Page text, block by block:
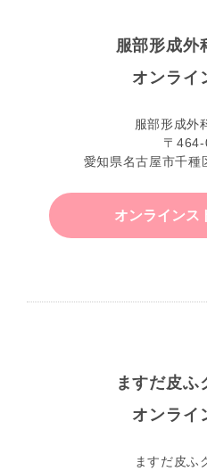
服部形成外
オンライ
服部形成外
〒
愛知県名古屋市千
オンラインス
ますだ皮ふ
オンライ
ますだ皮ふ